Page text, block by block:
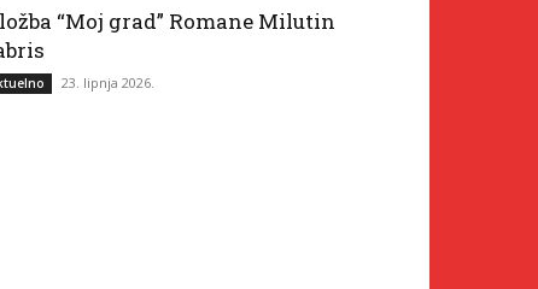
“Moj grad” Romane Milutin
23. lipnja 2026.